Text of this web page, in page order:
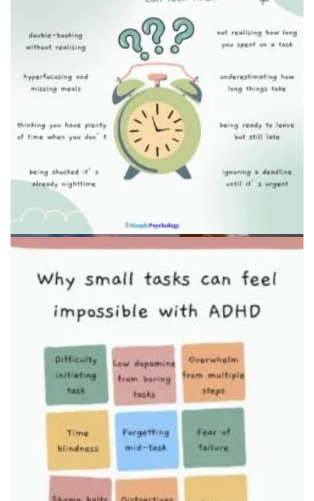
Сравнение работы мозга при СДВГ и без
Визуальный таймер для управления временем